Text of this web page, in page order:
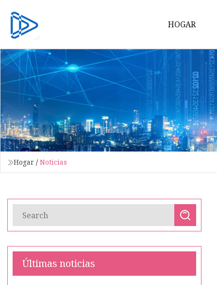
HOGAR
Hogar / Noticias
Últimas noticias